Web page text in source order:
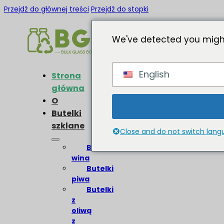
Przejdź do głównej treści Przejdź do stopki
Strona
główna
O
Butelki
szklane
Butelki
wina
Butelki
piwa
Butelki
z
oliwą
z
We've detected you
English
Close and do not switch